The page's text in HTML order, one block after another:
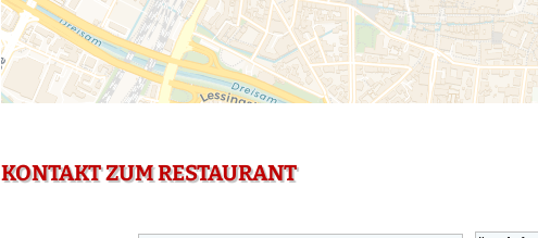
KONTAKT ZUM RESTAURANT